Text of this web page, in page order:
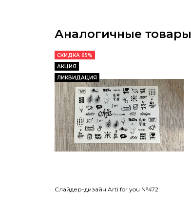
Аналогичные товары
СКИДКА 65%
АКЦИЯ
ЛИКВИДАЦИЯ
Слайдер-дизайн Arti for you №472